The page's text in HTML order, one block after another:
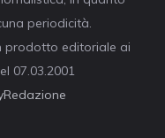
periodicità.
prodotto editoriale ai
07.03.2001
Redazione